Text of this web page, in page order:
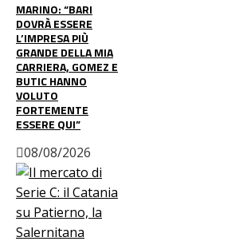
MARINO: “BARI
DOVRÀ ESSERE
L’IMPRESA PIÙ
GRANDE DELLA MIA
CARRIERA, GOMEZ E
BUTIC HANNO
VOLUTO
FORTEMENTE
ESSERE QUI”
08/08/2026